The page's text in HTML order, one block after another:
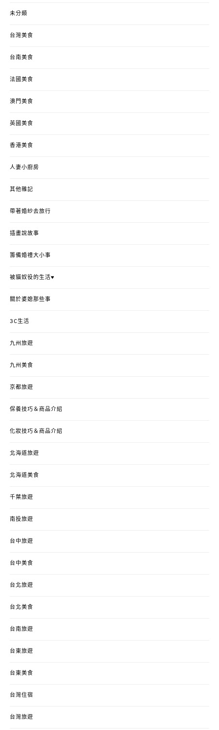
未分類
台灣美食
台南美食
法國美食
澳門美食
英國美食
香港美食
人妻小廚房
其他雜記
帶著婚紗去旅行
插畫說故事
籌備婚禮大小事
被貓奴役的生活♥
關於婆媳那些事
3C生活
九州旅遊
九州美食
京都旅遊
保養技巧＆商品介紹
化妝技巧＆商品介紹
北海道旅遊
北海道美食
千葉旅遊
南投旅遊
台中旅遊
台中美食
台北旅遊
台北美食
台南旅遊
台東旅遊
台東美食
台灣住宿
台灣旅遊